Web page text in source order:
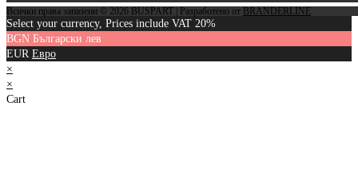
Всички права запазени © 2026 BUSPART | Разработено от BRANDERLINE
Select your currency, Prices include VAT 20%
BGN Български лев
EUR Евро
×
×
Cart